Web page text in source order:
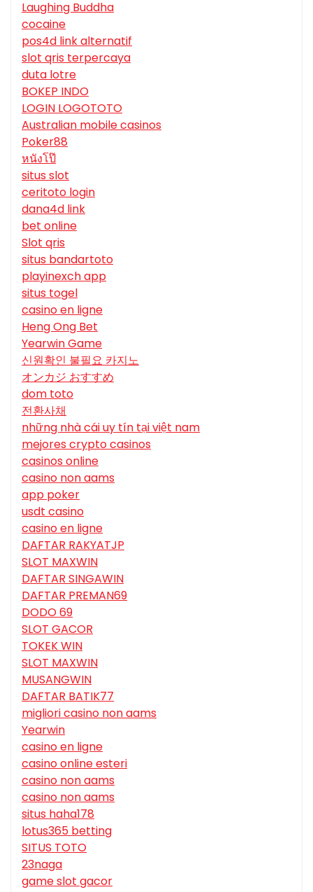
Laughing Buddha
cocaine
pos4d link alternatif
slot qris terpercaya
duta lotre
BOKEP INDO
LOGIN LOGOTOTO
Australian mobile casinos
Poker88
หนังโป๊
situs slot
ceritoto login
dana4d link
bet online
Slot qris
situs bandartoto
playinexch app
situs togel
casino en ligne
Heng Ong Bet
Yearwin Game
신원확인 불필요 카지노
オンカジ おすすめ
dom toto
전환사채
những nhà cái uy tín tại việt nam
mejores crypto casinos
casinos online
casino non aams
app poker
usdt casino
casino en ligne
DAFTAR RAKYATJP
SLOT MAXWIN
DAFTAR SINGAWIN
DAFTAR PREMAN69
DODO 69
SLOT GACOR
TOKEK WIN
SLOT MAXWIN
MUSANGWIN
DAFTAR BATIK77
migliori casino non aams
Yearwin
casino en ligne
casino online esteri
casino non aams
casino non aams
situs haha178
lotus365 betting
SITUS TOTO
23naga
game slot gacor